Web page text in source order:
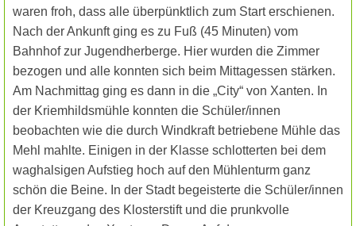
waren froh, dass alle überpünktlich zum Start erschienen.
Nach der Ankunft ging es zu Fuß (45 Minuten) vom
Bahnhof zur Jugendherberge. Hier wurden die Zimmer
bezogen und alle konnten sich beim Mittagessen stärken.
Am Nachmittag ging es dann in die „City“ von Xanten. In
der Kriemhildsmühle konnten die Schüler/innen
beobachten wie die durch Windkraft betriebene Mühle das
Mehl mahlte. Einigen in der Klasse schlotterten bei dem
waghalsigen Aufstieg hoch auf den Mühlenturm ganz
schön die Beine. In der Stadt begeisterte die Schüler/innen
der Kreuzgang des Klosterstift und die prunkvolle